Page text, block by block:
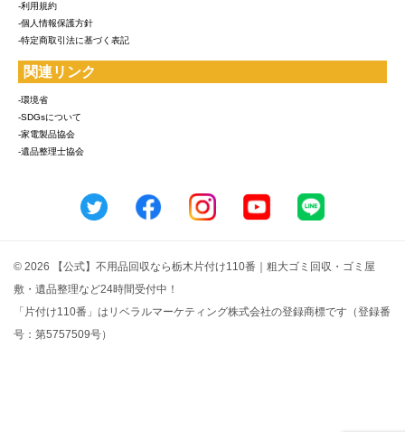
-利用規約
-個人情報保護方針
-特定商取引法に基づく表記
関連リンク
-環境省
-SDGsについて
-家電製品協会
-遺品整理士協会
© 2026 【公式】不用品回収なら栃木片付け110番｜粗大ゴミ回収・ゴミ屋
敷・遺品整理など24時間受付中！
「片付け110番」はリベラルマーケティング株式会社の登録商標です（登録番
号：第5757509号）